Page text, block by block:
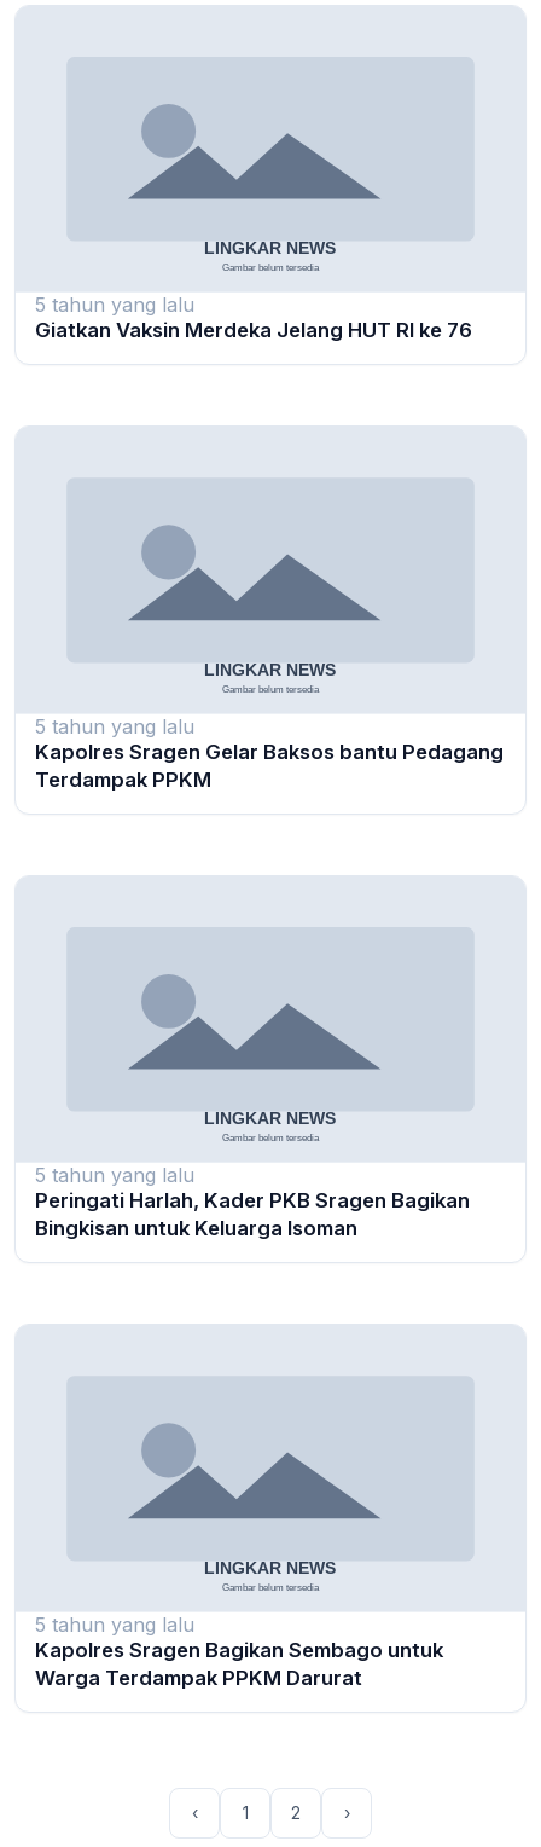
5 tahun yang lalu
Giatkan Vaksin Merdeka Jelang HUT RI ke 76
5 tahun yang lalu
Kapolres Sragen Gelar Baksos bantu Pedagang
Terdampak PPKM
5 tahun yang lalu
Peringati Harlah, Kader PKB Sragen Bagikan
Bingkisan untuk Keluarga Isoman
5 tahun yang lalu
Kapolres Sragen Bagikan Sembago untuk
Warga Terdampak PPKM Darurat
‹ 1 2 ›